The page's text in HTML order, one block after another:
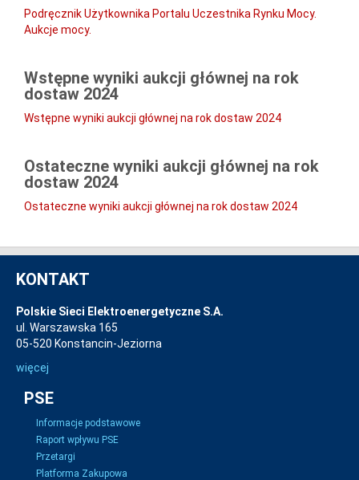
Podręcznik Użytkownika Portalu Uczestnika Rynku Mocy.
Aukcje mocy.
Wstępne wyniki aukcji głównej na rok
dostaw 2024
Wstępne wyniki aukcji głównej na rok dostaw 2024
Ostateczne wyniki aukcji głównej na rok
dostaw 2024
Ostateczne wyniki aukcji głównej na rok dostaw 2024
KONTAKT
Polskie Sieci Elektroenergetyczne S.A.
ul. Warszawska 165
05-520 Konstancin-Jeziorna
więcej
PSE
Informacje podstawowe
Raport wpływu PSE
Przetargi
Platforma Zakupowa